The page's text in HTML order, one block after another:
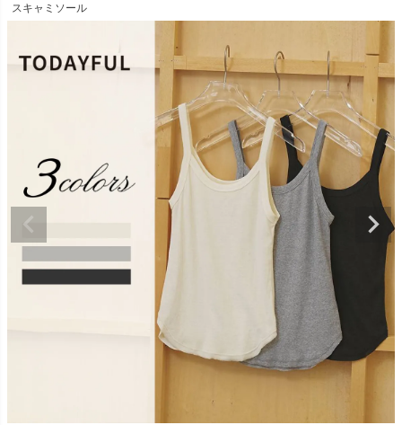
スキャミソール